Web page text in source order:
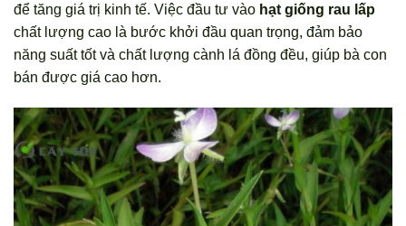
để tăng giá trị kinh tế. Việc đầu tư vào hạt giống rau lấp
chất lượng cao là bước khởi đầu quan trọng, đảm bảo
năng suất tốt và chất lượng cành lá đồng đều, giúp bà con
bán được giá cao hơn.